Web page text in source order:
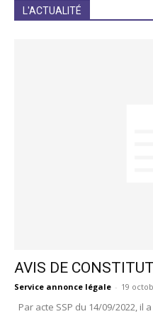
L'ACTUALITÉ
AVIS DE
Service annonce légale - 19
Par acte SSP du 14/09/2022, il